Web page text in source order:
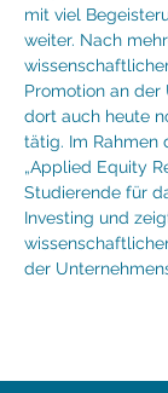
mit viel
weiter. Nach
Promotion an der
dort auch heute
tätig. Im Rahmen
„Applied Equity
Studierende für
Investing und
der